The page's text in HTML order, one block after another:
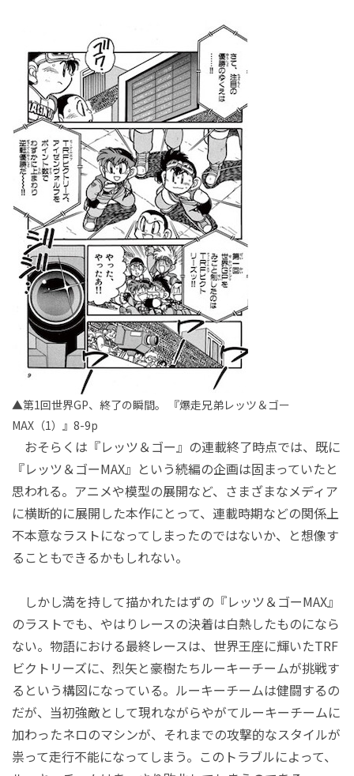
▲第1回世界GP、終了の瞬間。 『爆走兄弟レッツ＆ゴー
MAX（1）』8-9p
おそらくは『レッツ＆ゴー』の連載終了時点では、既に
『レッツ＆ゴーMAX』という続編の企画は固まっていたと
思われる。アニメや模型の展開など、さまざまなメディア
に横断的に展開した本作にとって、連載時期などの関係上
不本意なラストになってしまったのではないか、と想像す
ることもできるかもしれない。
しかし満を持して描かれたはずの『レッツ＆ゴーMAX』
のラストでも、やはりレースの決着は白熱したものになら
ない。物語における最終レースは、世界王座に輝いたTRF
ビクトリーズに、烈矢と豪樹たちルーキーチームが挑戦す
るという構図になっている。ルーキーチームは健闘するの
だが、当初強敵として現れながらやがてルーキーチームに
加わったネロのマシンが、それまでの攻撃的なスタイルが
祟って走行不能になってしまう。このトラブルによって、